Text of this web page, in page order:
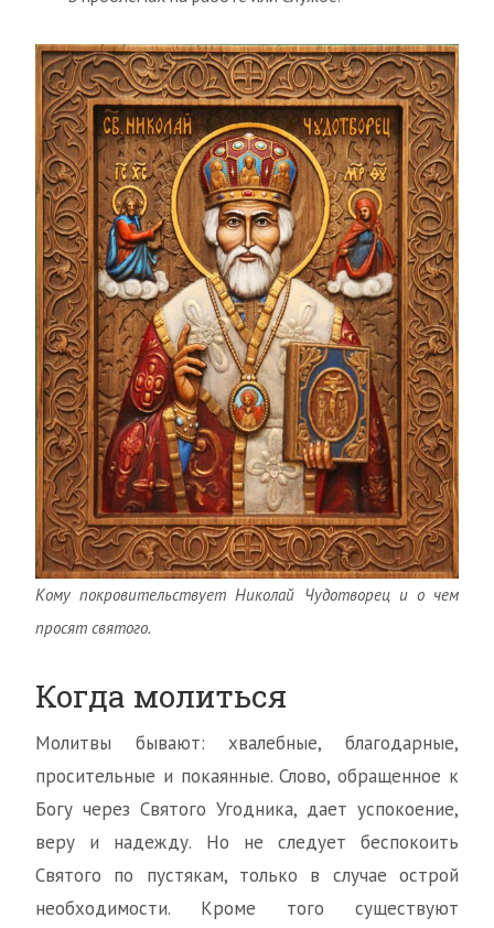
Кому покровительствует Николай Чудотворец и о чем
просят святого.
Когда молиться
Молитвы бывают: хвалебные, благодарные,
просительные и покаянные. Слово, обращенное к
Богу через Святого Угодника, дает успокоение,
веру и надежду. Но не следует беспокоить
Святого по пустякам, только в случае острой
необходимости. Кроме того существуют